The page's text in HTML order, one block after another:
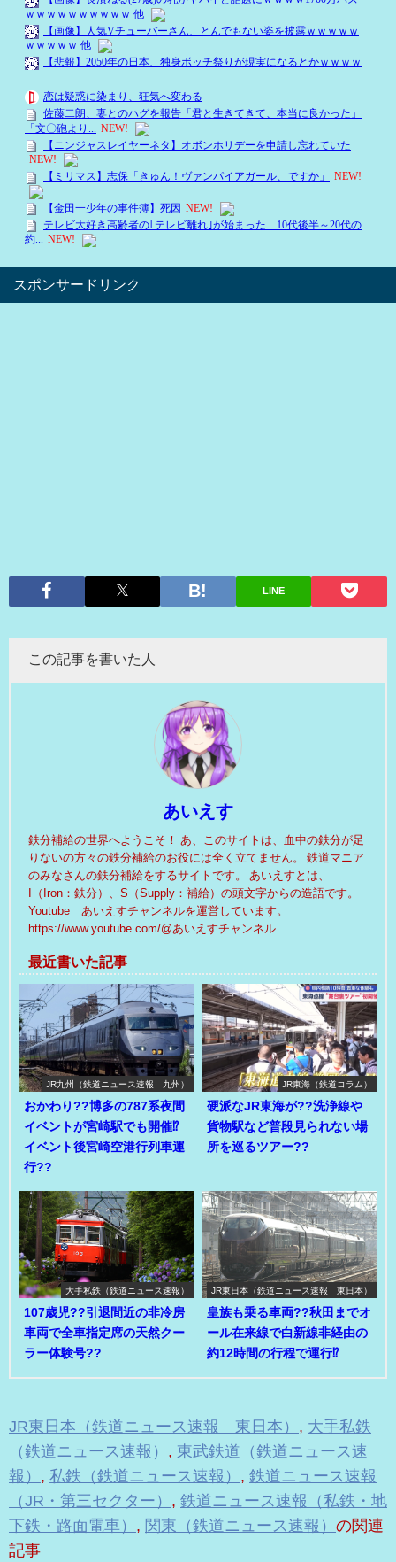
スポンサードリンク
LINE
この記事を書いた人
あいえす
鉄分補給の世界へようこそ！ あ、このサイトは、血中の鉄分が足
りないの方々の鉄分補給のお役には全く立てません。 鉄道マニア
のみなさんの鉄分補給をするサイトです。 あいえすとは、
I（Iron：鉄分）、S（Supply：補給）の頭文字からの造語です。
Youtube あいえすチャンネルを運営しています。
https://www.youtube.com/@あいえすチャンネル
最近書いた記事
JR九州（鉄道ニュース速報 九州）
おかわり??博多の787系夜間
イベントが宮崎駅でも開催⁉
イベント後宮崎空港行列車運
行??
JR東海（鉄道コラム）
硬派なJR東海が??洗浄線や
貨物駅など普段見られない場
所を巡るツアー??
大手私鉄（鉄道ニュース速報）
107歳児??引退間近の非冷房
車両で全車指定席の天然クー
ラー体験号??
JR東日本（鉄道ニュース速報 東日本）
皇族も乗る車両??秋田までオ
ール在来線で白新線非経由の
約12時間の行程で運行⁉
JR東日本（鉄道ニュース速報 東日本） , 大手私鉄
（鉄道ニュース速報） , 東武鉄道（鉄道ニュース速
報） , 私鉄（鉄道ニュース速報） , 鉄道ニュース速報
（JR・第三セクター） , 鉄道ニュース速報（私鉄・地
下鉄・路面電車） , 関東（鉄道ニュース速報） の関連
記事